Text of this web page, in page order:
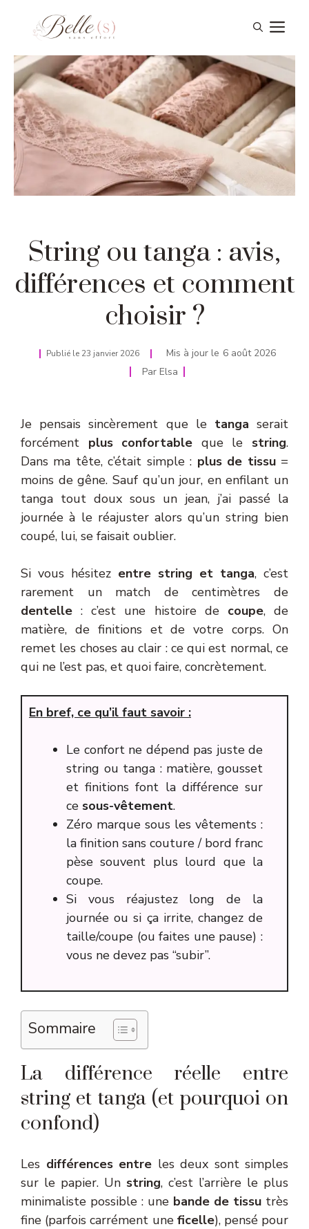
String ou tanga : avis,
différences et comment
choisir ?
Publié le 23 janvier 2026 Mis à jour le 6 août 2026
Par Elsa
Je pensais sincèrement que le tanga serait
forcément plus confortable que le string.
Dans ma tête, c’était simple : plus de tissu=
moins de gêne. Sauf qu’un jour, en enfilant un
tanga tout doux sous un jean, j’ai passé la
journée à le réajuster alors qu’un string bien
coupé, lui, se faisait oublier.
Si vous hésitez entre string et tanga, c’est
rarement un match de centimètres de
dentelle : c’est une histoire de coupe, de
matière, de finitions et de votre corps. On
remet les choses au clair : ce qui est normal, ce
qui ne l’est pas, et quoi faire, concrètement.
En bref, ce qu’il faut savoir :
Le confort ne dépend pas juste de
string ou tanga : matière, gousset
et finitions font la différence sur
ce sous-vêtement.
Zéro marque sous les vêtements :
la finition sans couture / bord franc
pèse souvent plus lourd que la
coupe.
Si vous réajustez long de la
journée ou si ça irrite, changez de
taille/coupe (ou faites une pause) :
vous ne devez pas “subir”.
Sommaire
La différence réelle entre
string et tanga (et pourquoi on
confond)
Les différences entre les deux sont simples
sur le papier. Un string, c’est l’arrière le plus
minimaliste possible : une bande de tissu très
fine (parfois carrément une ficelle), pensé pour